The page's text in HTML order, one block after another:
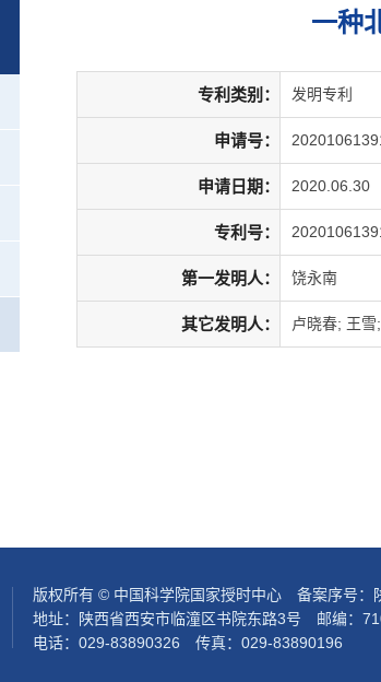
一种
专利类别： 发明专利
申请号：
申请日期： 2020.06.30
专利号：
第一发明人： 饶永南
其它发明人： 卢晓春; 王
版权所有 © 中国科学院国家授时中心 备案序号：
地址：陕西省西安市临潼区书院东路3号 邮编：
电话：029-83890326 传真：029-83890196